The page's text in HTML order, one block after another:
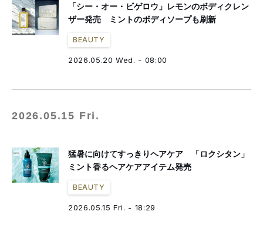
「シー・オー・ビゲロウ」レモンのボディクレン
ザー発売 ミントのボディソープも刷新
BEAUTY
2026.05.20 Wed. - 08:00
2026.05.15 Fri.
猛暑に向けてすっきりヘアケア 「ロクシタン」
ミント香るヘアケアアイテム発売
BEAUTY
2026.05.15 Fri. - 18:29